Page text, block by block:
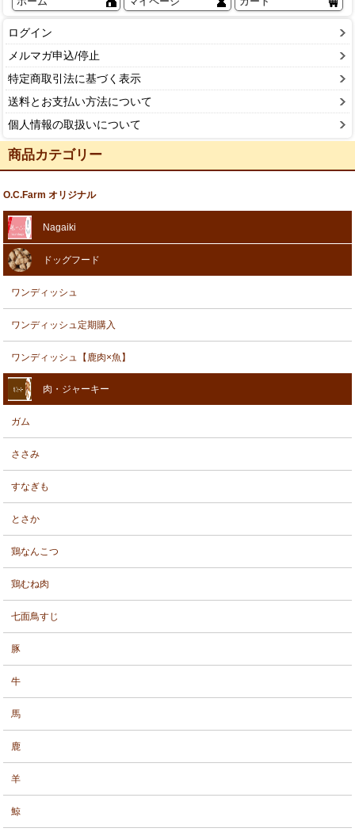
ログイン
メルマガ申込/停止
特定商取引法に基づく表示
送料とお支払い方法について
個人情報の取扱いについて
商品カテゴリー
O.C.Farm オリジナル
Nagaiki
ドッグフード
ワンディッシュ
ワンディッシュ定期購入
ワンディッシュ【鹿肉×魚】
肉・ジャーキー
ガム
ささみ
すなぎも
とさか
鶏なんこつ
鶏むね肉
七面鳥すじ
豚
牛
馬
鹿
羊
鯨